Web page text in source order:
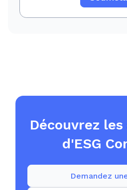
Découvrez
d'ESG
Demandez